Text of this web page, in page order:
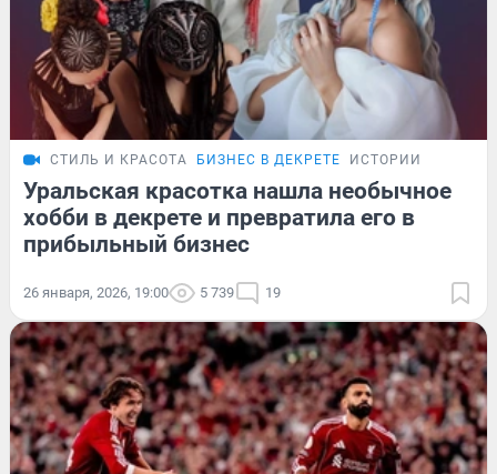
СТИЛЬ И КРАСОТА БИЗНЕС В ДЕКРЕТЕ ИСТОРИИ
Уральская красотка нашла необычное
хобби в декрете и превратила его в
прибыльный бизнес
26 января, 2026, 19:00 5 739 19